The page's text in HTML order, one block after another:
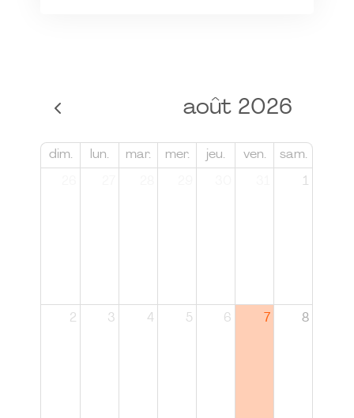
août 2026
dim. lun. mar. mer. jeu. ven. sam.
1
2 3 4 5 6 7 8